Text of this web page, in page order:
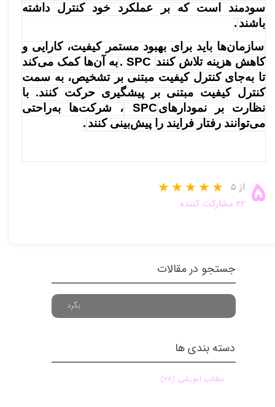
سودمند است که بر عملکرد خود کنترل داشته
باشند .
سازمان‌ها باید برای بهبود مستمر کیفیت، کارایی و
کاهش هزینه تلاش کنند . SPCبه آن‌ها کمک می‌کند
تا به‌جای کنترل کیفیت مبتنی بر تشخیص، به سمت
کنترل کیفیت مبتنی بر پیشگیری حرکت کنند. با
نظارت بر نمودارهایSPC
، شرکت‌ها به‌راحتی
می‌توانند رفتار فرایند را پیش‌بینی کنند .
۵ از ۵
۲۲ مشارکت کننده
دسته بندی ها
مطالب آموزشی (۲۸)
جستجو در مقالات
بگرد